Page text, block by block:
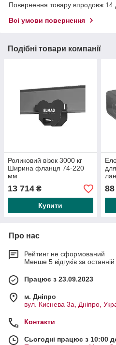
Повернення товару впродовж 14
Всі умови повернення
Подібні товари компанії
Роликовий візок 3000 кг
Ширина фланця 74-220
мм
13 714 ₴
Купити
та
Про нас
Рейтинг не сформований
Менше 5 відгуків за останній
Працює з 23.09.2023
м. Дніпро
вул. Киснева 3а, Дніпро,
Контакти
Сьогодні працює з 10:00